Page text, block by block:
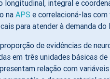
integral e
na APS e correlacioná-las
para atender à demanda do
de evidências de
em três unidades básicas
relação com